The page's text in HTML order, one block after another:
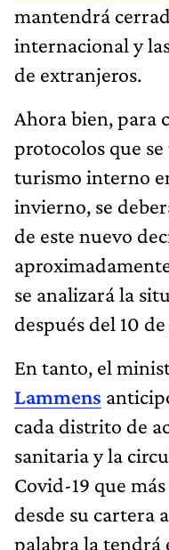
mantendrá
internacional y
de extranjeros.
Ahora bien, para
protocolos que
turismo interno
invierno, se
de este nuevo
se analizará la
después del 10
En tanto, el
Lammens
cada distrito de
sanitaria y la
Covid-19 que
desde su cartera
palabra la tendrá